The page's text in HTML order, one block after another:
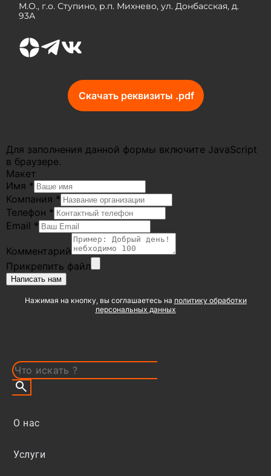
М.О., г.о. Ступино, р.п. Михнево, ул. Донбасская, д.
93А
Скачать реквизиты .pdf
Для заполнения данной формы включите JavaScript
в браузере.
Макет
Имя *
Компания *
Телефон *
Email *
Комментарий
Прикрепить файл
Написать нам
Нажимая на кнопку, вы соглашаетесь на политику обработки
персональных данных
О нас
Услуги